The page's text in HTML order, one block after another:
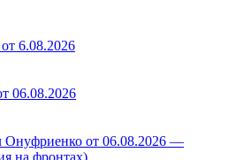
6.08.2026
06.08.2026
от 06.08.2026 —
на фронтах)